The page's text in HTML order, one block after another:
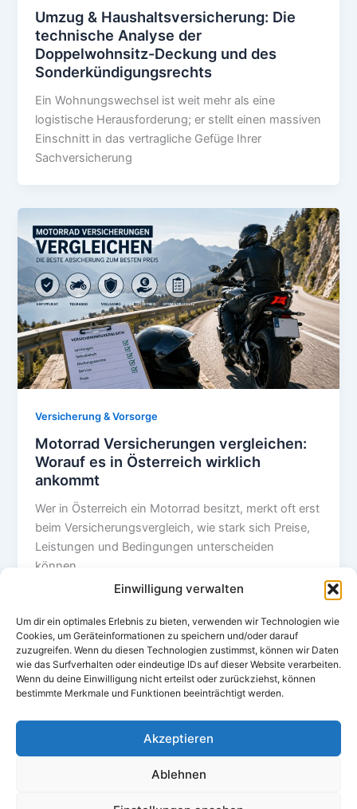
Einwilligung verwalten
Um dir ein optimales Erlebnis zu bieten, verwenden wir Technologien wie
Cookies, um Geräteinformationen zu speichern und/oder darauf
zuzugreifen. Wenn du diesen Technologien zustimmst, können wir Daten
wie das Surfverhalten oder eindeutige IDs auf dieser Website verarbeiten.
Wenn du deine Einwilligung nicht erteilst oder zurückziehst, können
bestimmte Merkmale und Funktionen beeinträchtigt werden.
Akzeptieren
Ablehnen
Umzug & Haushaltsversicherung: Die
technische Analyse der
Doppelwohnsitz-Deckung und des
Sonderkündigungsrechts
Ein Wohnungswechsel ist weit mehr als eine
logistische Herausforderung; er stellt einen massiven
Einschnitt in das vertragliche Gefüge Ihrer
Sachversicherung
Versicherung & Vorsorge
Motorrad Versicherungen vergleichen:
Worauf es in Österreich wirklich
ankommt
Wer in Österreich ein Motorrad besitzt, merkt oft erst
beim Versicherungsvergleich, wie stark sich Preise,
Leistungen und Bedingungen unterscheiden
können.
←Zurück 1 2 3 Weiter→
Copyright © 2026 vergleichen.co.at | Alle Rechte vorhanden
Datenschutzerklärung